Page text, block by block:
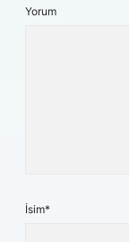
Yorum
İsim*